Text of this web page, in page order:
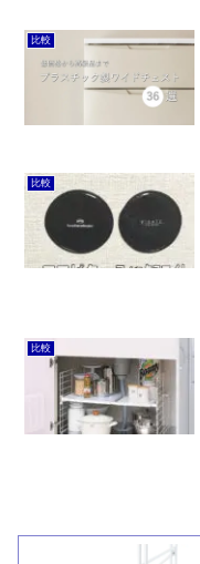
比較
比較
比較